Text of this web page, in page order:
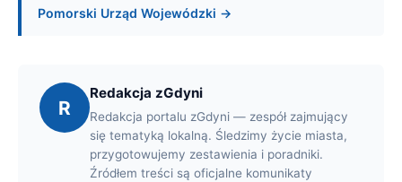
Pomorski Urząd Wojewódzki →
R
Redakcja zGdyni
Redakcja portalu zGdyni — zespół zajmujący
się tematyką lokalną. Śledzimy życie miasta,
przygotowujemy zestawienia i poradniki.
Źródłem treści są oficjalne komunikaty